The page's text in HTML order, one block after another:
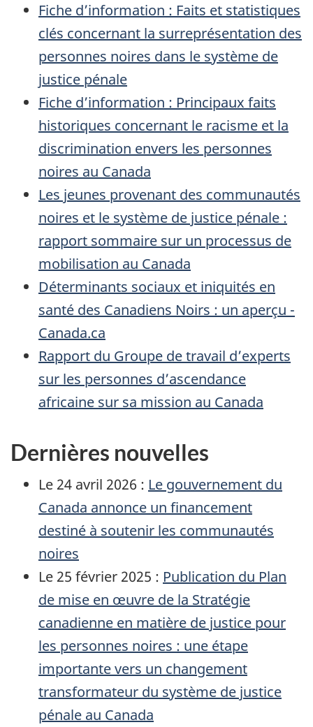
Fiche d’information : Faits et statistiques
clés concernant la surreprésentation des
personnes noires dans le système de
justice pénale
Fiche d’information : Principaux faits
historiques concernant le racisme et la
discrimination envers les personnes
noires au Canada
Les jeunes provenant des communautés
noires et le système de justice pénale :
rapport sommaire sur un processus de
mobilisation au Canada
Déterminants sociaux et iniquités en
santé des Canadiens Noirs : un aperçu -
Canada.ca
Rapport du Groupe de travail d’experts
sur les personnes d’ascendance
africaine sur sa mission au Canada
Dernières nouvelles
Le 24 avril 2026 : Le gouvernement du
Canada annonce un financement
destiné à soutenir les communautés
noires
Le 25 février 2025 : Publication du Plan
de mise en œuvre de la Stratégie
canadienne en matière de justice pour
les personnes noires : une étape
importante vers un changement
transformateur du système de justice
pénale au Canada